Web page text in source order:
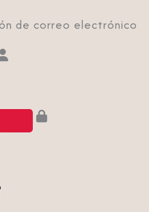
de correo electrónico